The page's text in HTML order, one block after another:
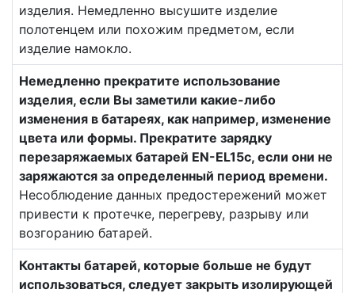
изделия. Немедленно высушите изделие
полотенцем или похожим предметом, если
изделие намокло.
Немедленно прекратите использование
изделия, если Вы заметили какие-либо
изменения в батареях, как например, изменение
цвета или формы. Прекратите зарядку
перезаряжаемых батарей EN-EL15c, если они не
заряжаются за определенный период времени.
Несоблюдение данных предостережений может
привести к протечке, перегреву, разрыву или
возгоранию батарей.
Контакты батарей, которые больше не будут
использоваться, следует закрыть изолирующей